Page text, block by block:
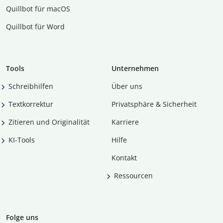
Quillbot für macOS
Quillbot für Word
Tools
Schreibhilfen
Textkorrektur
Zitieren und Originalität
KI-Tools
Unternehmen
Über uns
Privatsphäre & Sicherheit
Karriere
Hilfe
Kontakt
Ressourcen
Folge uns